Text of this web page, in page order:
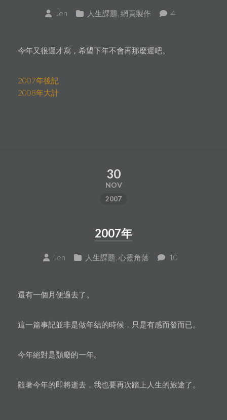
Jen 人生課題 網頁製作 4
今年又很遲才寫，希望下年不會再那麼遲吧。
2007年後記
2008年大計
30
NOV
2007
2007年
Jen 人生課題 心靈角落 10
還有一個月便過去了。
這一篇事記並非是做年結的時候，只是有感而發而已。
今年絕對是頹廢的一年。
隨著今年的即將逝去，我也要再次踏上人生的旅途了。